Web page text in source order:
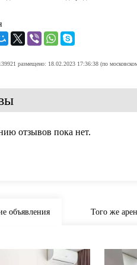
размещено: 18.02.2023 17:36:38 (по
отзывов пока нет.
объявления Того же